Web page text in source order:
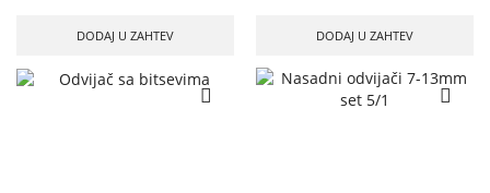
DODAJ U ZAHTEV DODAJ U ZAHTEV